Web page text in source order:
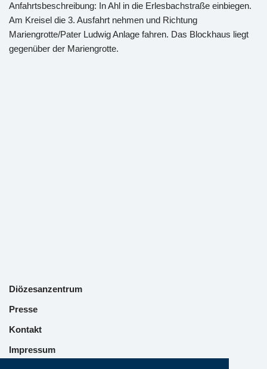
Anfahrtsbeschreibung: In Ahl in die Erlesbachstraße einbiegen.
Am Kreisel die 3. Ausfahrt nehmen und Richtung
Mariengrotte/Pater Ludwig Anlage fahren. Das Blockhaus liegt
gegenüber der Mariengrotte.
Diözesanzentrum
Presse
Kontakt
Impressum